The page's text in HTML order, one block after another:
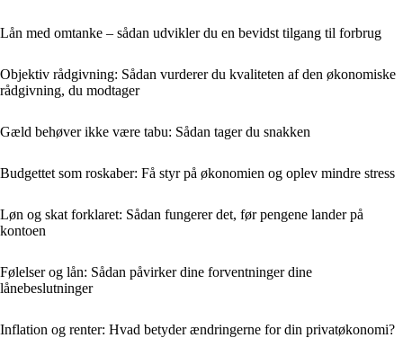
Lån med omtanke – sådan udvikler du en bevidst tilgang til forbrug
Objektiv rådgivning: Sådan vurderer du kvaliteten af den økonomiske
rådgivning, du modtager
Gæld behøver ikke være tabu: Sådan tager du snakken
Budgettet som roskaber: Få styr på økonomien og oplev mindre stress
Løn og skat forklaret: Sådan fungerer det, før pengene lander på
kontoen
Følelser og lån: Sådan påvirker dine forventninger dine
lånebeslutninger
Inflation og renter: Hvad betyder ændringerne for din privatøkonomi?